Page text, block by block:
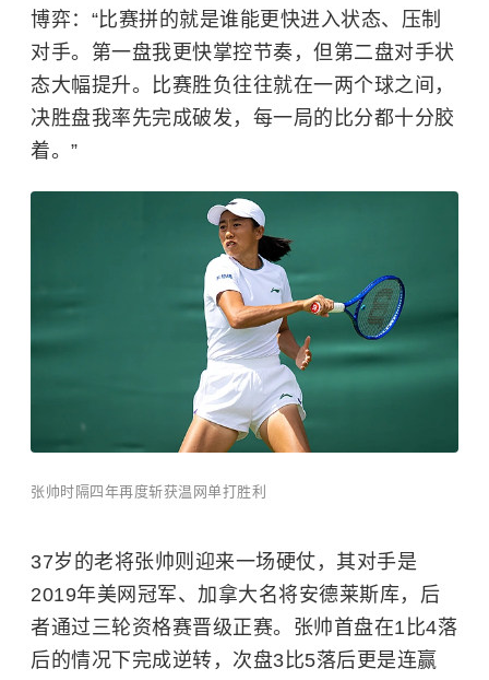
博弈：“比赛拼的就是谁能更快进入状态、压制
对手。第一盘我更快掌控节奏，但第二盘对手状
态大幅提升。比赛胜负往往就在一两个球之间，
决胜盘我率先完成破发，每一局的比分都十分胶
着。”
张帅时隔四年再度斩获温网单打胜利
37岁的老将张帅则迎来一场硬仗，其对手是
2019年美网冠军、加拿大名将安德莱斯库，后
者通过三轮资格赛晋级正赛。张帅首盘在1比4落
后的情况下完成逆转，次盘3比5落后更是连赢